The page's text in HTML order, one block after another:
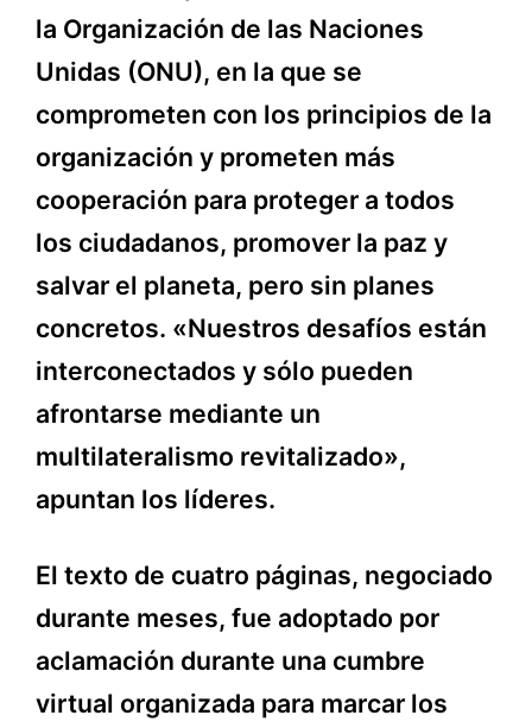
la Organización de las Naciones
Unidas (ONU), en la que se
comprometen con los principios de la
organización y prometen más
cooperación para proteger a todos
los ciudadanos, promover la paz y
salvar el planeta, pero sin planes
concretos. «Nuestros desafíos están
interconectados y sólo pueden
afrontarse mediante un
multilateralismo revitalizado»,
apuntan los líderes.
El texto de cuatro páginas, negociado
durante meses, fue adoptado por
aclamación durante una cumbre
virtual organizada para marcar los